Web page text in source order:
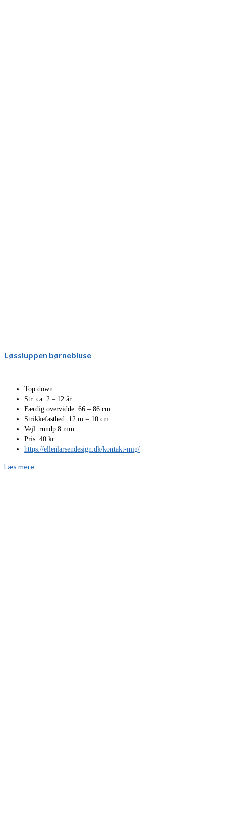
Løssluppen børnebluse
Top down
Str. ca. 2 – 12 år
Færdig overvidde: 66 – 86 cm
Strikkefasthed: 12 m = 10 cm.
Vejl. rundp 8 mm
Pris: 40 kr
https://ellenlarsendesign.dk/kontakt-mig/
Læs mere